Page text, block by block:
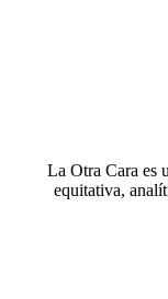
La Otra Cara es
equitativa,